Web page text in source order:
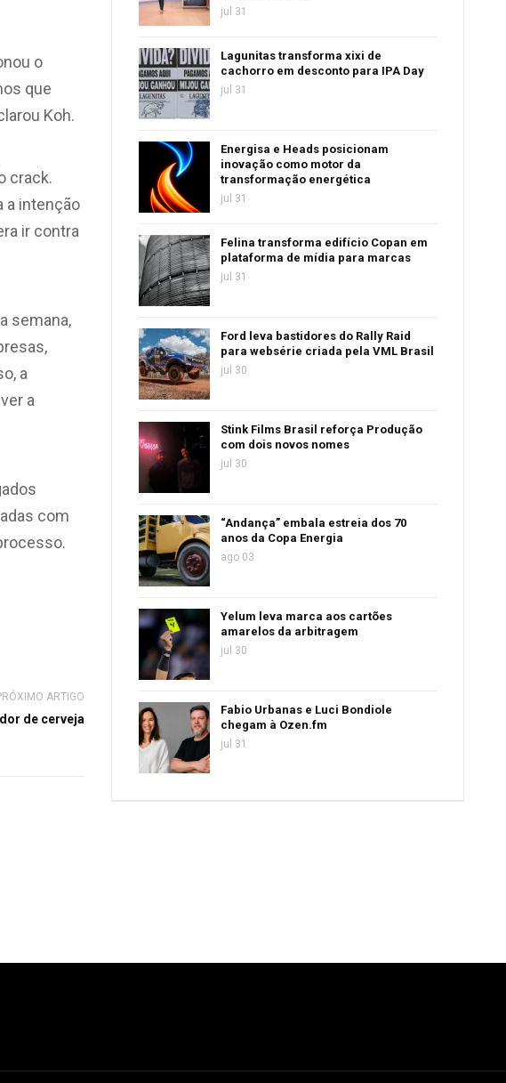
o
que
Koh.
crack.
a intenção
ir contra
semana,
a
a
com
ARTIGO
de cerveja
jul 31
Lagunitas transforma xixi de
cachorro em desconto para IPA Day
jul 31
Energisa e Heads posicionam
inovação como motor da
transformação energética
jul 31
Felina transforma edifício Copan em
plataforma de mídia para marcas
jul 31
Ford leva bastidores do Rally Raid
para websérie criada pela VML Brasil
jul 30
Stink Films Brasil reforça Produção
com dois novos nomes
jul 30
“Andança” embala estreia dos 70
anos da Copa Energia
ago 03
Yelum leva marca aos cartões
amarelos da arbitragem
jul 30
Fabio Urbanas e Luci Bondiole
chegam à Ozen.fm
jul 31